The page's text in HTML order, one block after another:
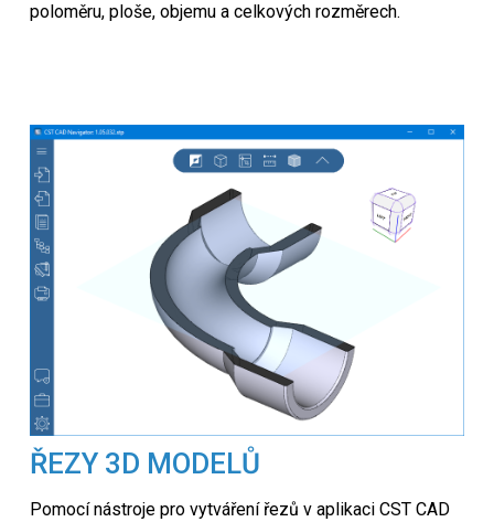
poloměru, ploše, objemu a celkových rozměrech.
ŘEZY 3D MODELŮ
Pomocí nástroje pro vytváření řezů v aplikaci CST CAD